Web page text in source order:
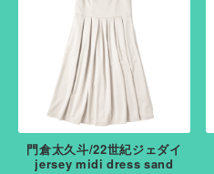
門倉太久斗/22世紀ジェダイ
jersey midi dress sand